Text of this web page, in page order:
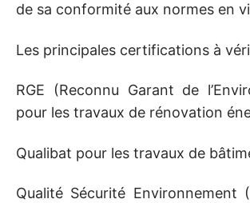
de sa conformité aux normes en
Les principales certifications à
RGE (Reconnu Garant de
pour les travaux de rénovation
Qualibat pour les travaux de
Qualité Sécurité Environnement